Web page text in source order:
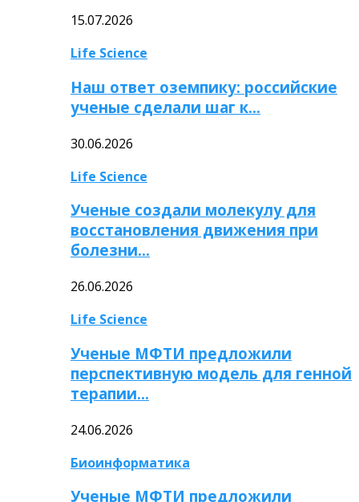
15.07.2026
Life Science
Наш ответ оземпику: российские
ученые сделали шаг к…
30.06.2026
Life Science
Ученые создали молекулу для
восстановления движения при
болезни…
26.06.2026
Life Science
Ученые МФТИ предложили
перспективную модель для генной
терапии…
24.06.2026
Биоинформатика
Ученые МФТИ предложили